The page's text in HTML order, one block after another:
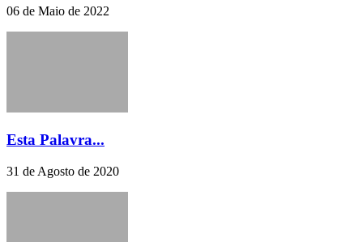
06 de Maio de 2022
Esta Palavra...
31 de Agosto de 2020